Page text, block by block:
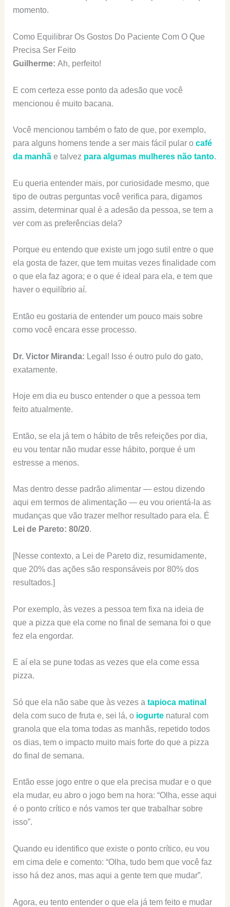
momento.
Como Equilibrar Os Gostos Do Paciente Com O Que
Precisa Ser Feito
Guilherme: Ah, perfeito!
E com certeza esse ponto da adesão que você
mencionou é muito bacana.
Você mencionou também o fato de que, por exemplo,
para alguns homens tende a ser mais fácil pular o café
da manhãe talvez para algumas mulheres não tanto.
Eu queria entender mais, por curiosidade mesmo, que
tipo de outras perguntas você verifica para, digamos
assim, determinar qual é a adesão da pessoa, se tem a
ver com as preferências dela?
Porque eu entendo que existe um jogo sutil entre o que
ela gosta de fazer, que tem muitas vezes finalidade com
o que ela faz agora; e o que é ideal para ela, e tem que
haver o equilíbrio aí.
Então eu gostaria de entender um pouco mais sobre
como você encara esse processo.
Dr. Victor Miranda: Legal! Isso é outro pulo do gato,
exatamente.
Hoje em dia eu busco entender o que a pessoa tem
feito atualmente.
Então, se ela já tem o hábito de três refeições por dia,
eu vou tentar não mudar esse hábito, porque é um
estresse a menos.
Mas dentro desse padrão alimentar — estou dizendo
aqui em termos de alimentação — eu vou orientá-la as
mudanças que vão trazer melhor resultado para ela. É
Lei de Pareto: 80/20.
[Nesse contexto, a Lei de Pareto diz, resumidamente,
que 20% das ações são responsáveis por 80% dos
resultados.]
Por exemplo, às vezes a pessoa tem fixa na ideia de
que a pizza que ela come no final de semana foi o que
fez ela engordar.
E aí ela se pune todas as vezes que ela come essa
pizza.
Só que ela não sabe que às vezes a tapioca matinal
dela com suco de fruta e, sei lá, o iogurtenatural com
granola que ela toma todas as manhãs, repetido todos
os dias, tem o impacto muito mais forte do que a pizza
do final de semana.
Então esse jogo entre o que ela precisa mudar e o que
ela mudar, eu abro o jogo bem na hora: “Olha, esse aqui
é o ponto crítico e nós vamos ter que trabalhar sobre
isso”.
Quando eu identifico que existe o ponto crítico, eu vou
em cima dele e comento: “Olha, tudo bem que você faz
isso há dez anos, mas aqui a gente tem que mudar”.
Agora, eu tento entender o que ela já tem feito e mudar